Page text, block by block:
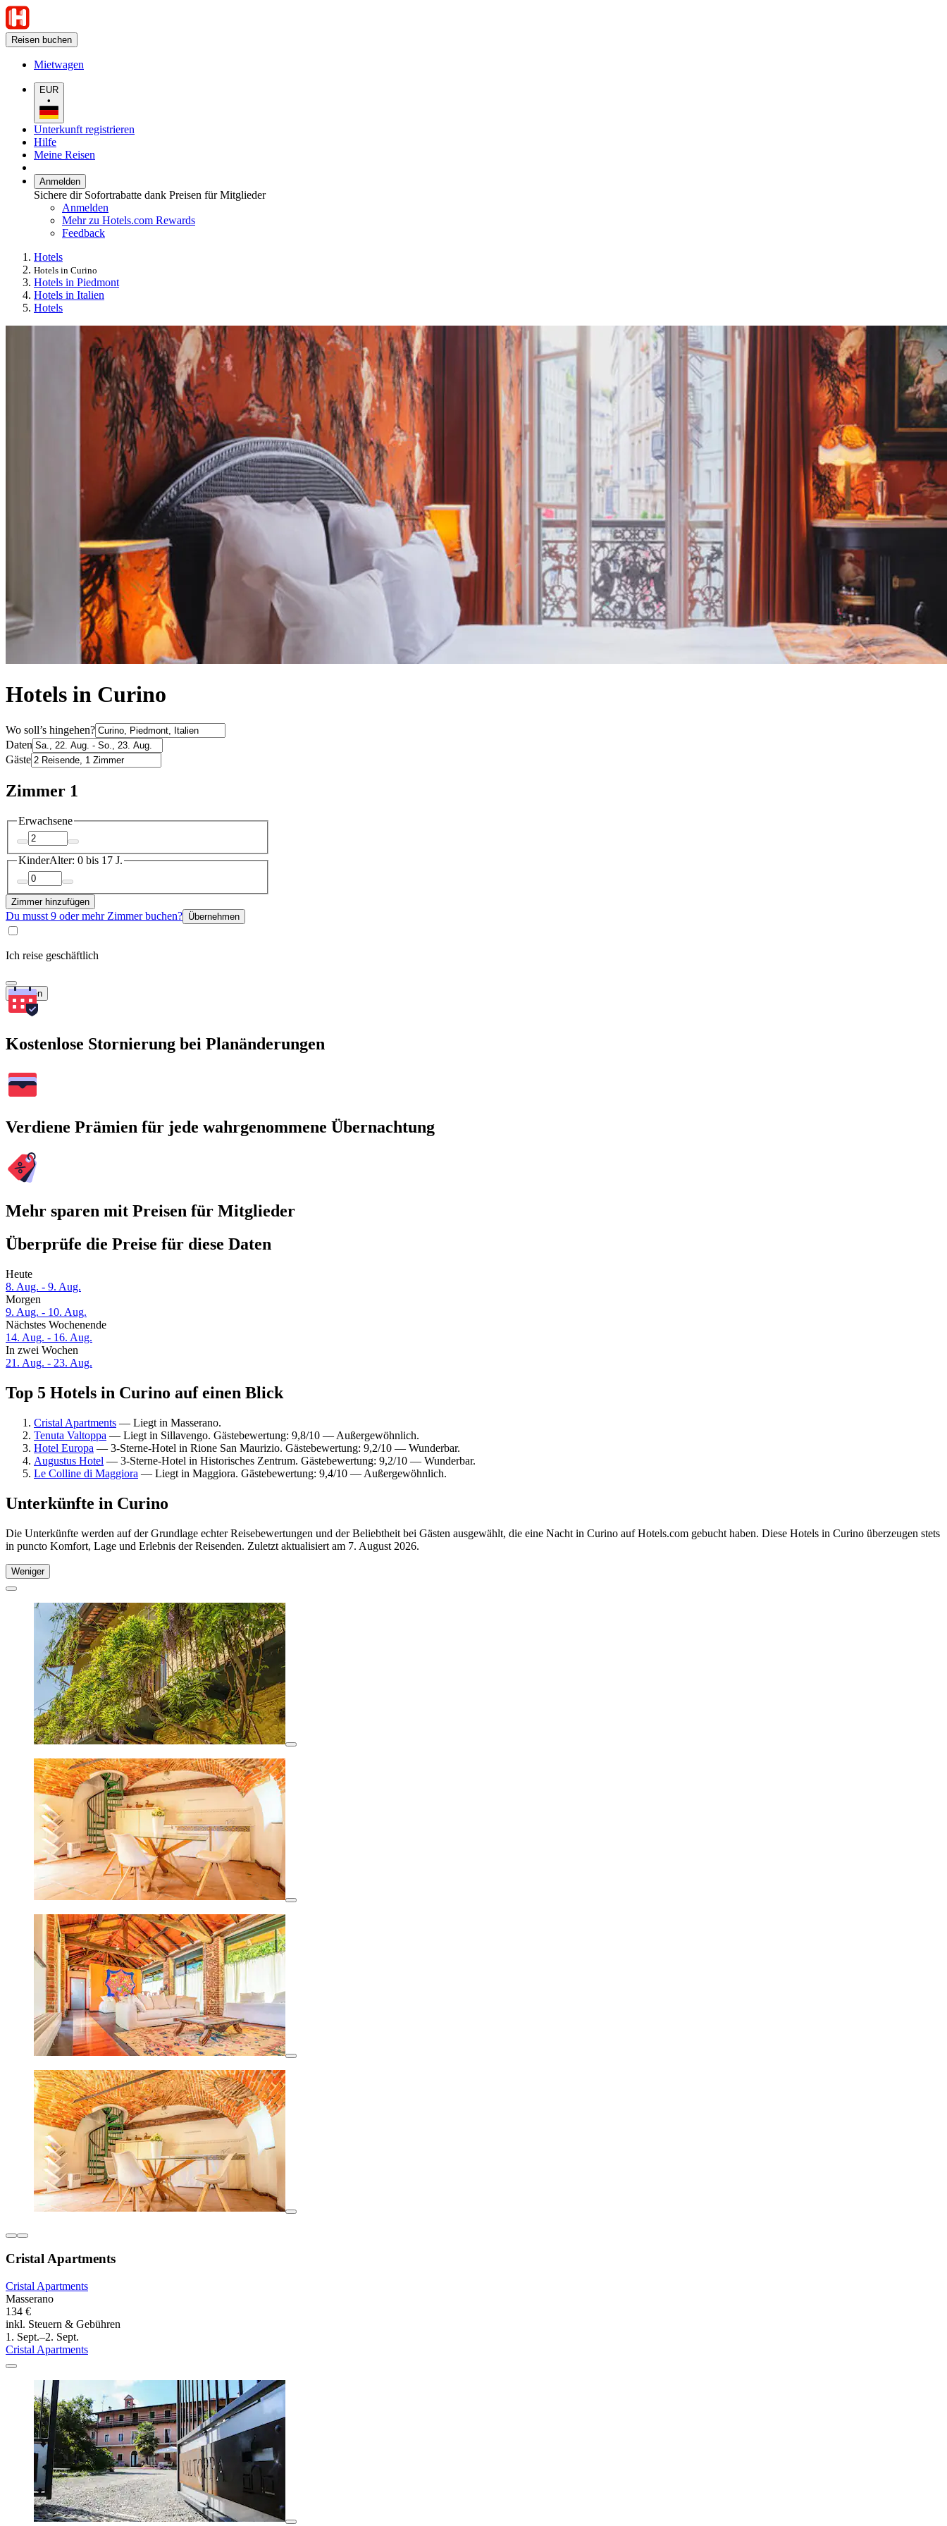
Reisen buchen
Mietwagen
EUR
•
Unterkunft registrieren
Hilfe
Meine Reisen
Anmelden
Sichere dir Sofortrabatte dank Preisen für Mitglieder
Anmelden
Mehr zu Hotels.com Rewards
Feedback
Hotels
Hotels in Curino
Hotels in Piedmont
Hotels in Italien
Hotels
Hotels in Curino
Wo soll’s hingehen?
Daten
Gäste
Zimmer 1
Erwachsene
KinderAlter: 0 bis 17 J.
Zimmer hinzufügen
Du musst 9 oder mehr Zimmer buchen? Übernehmen
Ich reise geschäftlich
Suchen
Kostenlose Stornierung bei Planänderungen
Verdiene Prämien für jede wahrgenommene Übernachtung
Mehr sparen mit Preisen für Mitglieder
Überprüfe die Preise für diese Daten
Heute
8. Aug. - 9. Aug.
Morgen
9. Aug. - 10. Aug.
Nächstes Wochenende
14. Aug. - 16. Aug.
In zwei Wochen
21. Aug. - 23. Aug.
Top 5 Hotels in Curino auf einen Blick
Cristal Apartments — Liegt in Masserano.
Tenuta Valtoppa — Liegt in Sillavengo. Gästebewertung: 9,8/10 — Außergewöhnlich.
Hotel Europa — 3-Sterne-Hotel in Rione San Maurizio. Gästebewertung: 9,2/10 — Wunderbar.
Augustus Hotel — 3-Sterne-Hotel in Historisches Zentrum. Gästebewertung: 9,2/10 — Wunderbar.
Le Colline di Maggiora — Liegt in Maggiora. Gästebewertung: 9,4/10 — Außergewöhnlich.
Unterkünfte in Curino
Die Unterkünfte werden auf der Grundlage echter Reisebewertungen und der Beliebtheit bei Gästen ausgewählt, die eine Nacht in Curino auf Hotels.com gebucht haben. Diese Hotels in Curino überzeugen stets
in puncto Komfort, Lage und Erlebnis der Reisenden. Zuletzt aktualisiert am 7. August 2026.
Weniger
Cristal Apartments
Cristal Apartments
Masserano
134 €
inkl. Steuern & Gebühren
1. Sept.–2. Sept.
Cristal Apartments